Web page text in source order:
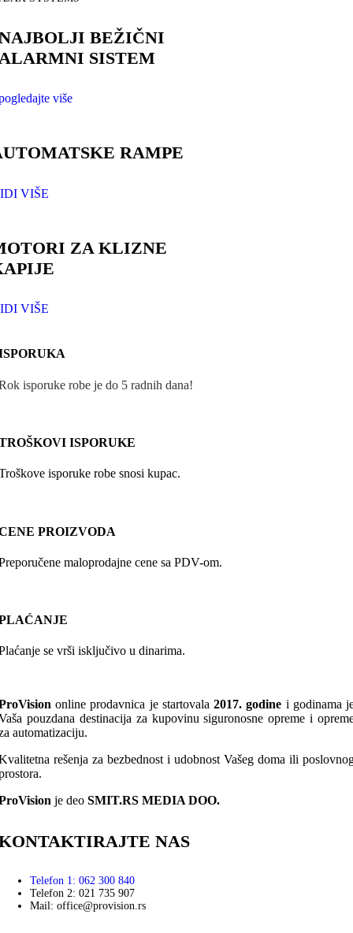
BEŽIČNI
SISTEM
više
RAMPE
VIŠE
ZA KLIZNE
VIŠE
isporuke robe je do 5 radnih dana!
ISPORUKE
isporuke robe snosi kupac.
PROIZVODA
maloprodajne cene sa PDV-om.
se vrši isključivo u dinarima.
online prodavnica je startovala2017. godine i godinama
pouzdana destinacija za kupovinu siguronosne opreme i
automatizaciju.
rešenja za bezbednost i udobnost Vašeg doma ili
je deo SMIT.RS MEDIA DOO.
NAS
Telefon 1: 062 300 840
Telefon 2: 021 735 907
Mail: office@provision.rs